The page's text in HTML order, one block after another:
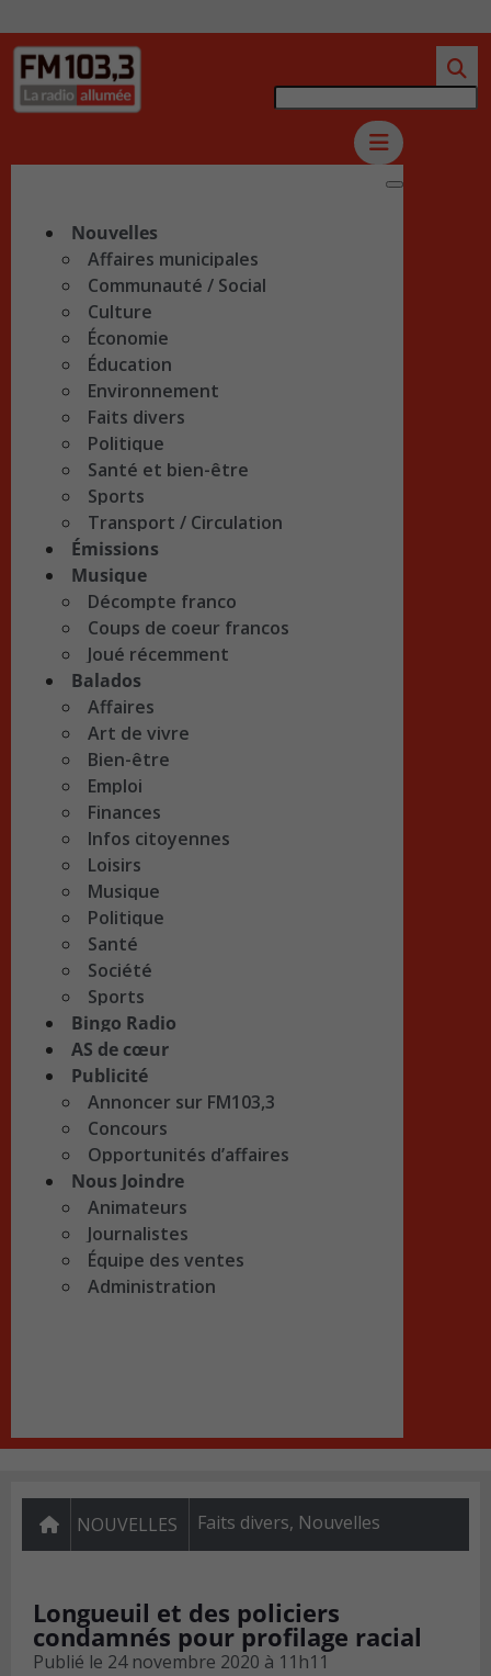
Nouvelles
Affaires municipales
Communauté / Social
Culture
Économie
Éducation
Environnement
Faits divers
Politique
Santé et bien-être
Sports
Transport / Circulation
Émissions
Musique
Décompte franco
Coups de coeur francos
Joué récemment
Balados
Affaires
Art de vivre
Bien-être
Emploi
Finances
Infos citoyennes
Loisirs
Musique
Politique
Santé
Société
Sports
Bingo Radio
AS de cœur
Publicité
Annoncer sur FM103,3
Concours
Opportunités d’affaires
Nous Joindre
Animateurs
Journalistes
Équipe des ventes
Administration
NOUVELLES Faits divers, Nouvelles
Longueuil et des policiers
condamnés pour profilage racial
Publié le 24 novembre 2020 à 11h11